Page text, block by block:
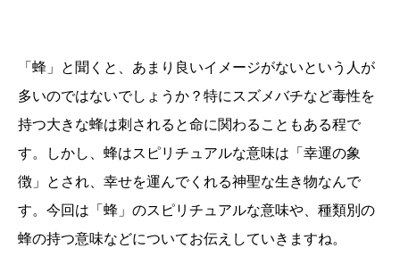
「蜂」と聞くと、あまり良いイメージがないという人が
多いのではないでしょうか？特にスズメバチなど毒性を
持つ大きな蜂は刺されると命に関わることもある程で
す。しかし、蜂はスピリチュアルな意味は「幸運の象
徴」とされ、幸せを運んでくれる神聖な生き物なんで
す。今回は「蜂」のスピリチュアルな意味や、種類別の
蜂の持つ意味などについてお伝えしていきますね。